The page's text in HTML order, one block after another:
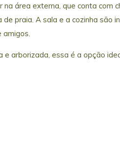
área externa, que conta com
praia. A sala e a cozinha são
e arborizada, essa é a opção